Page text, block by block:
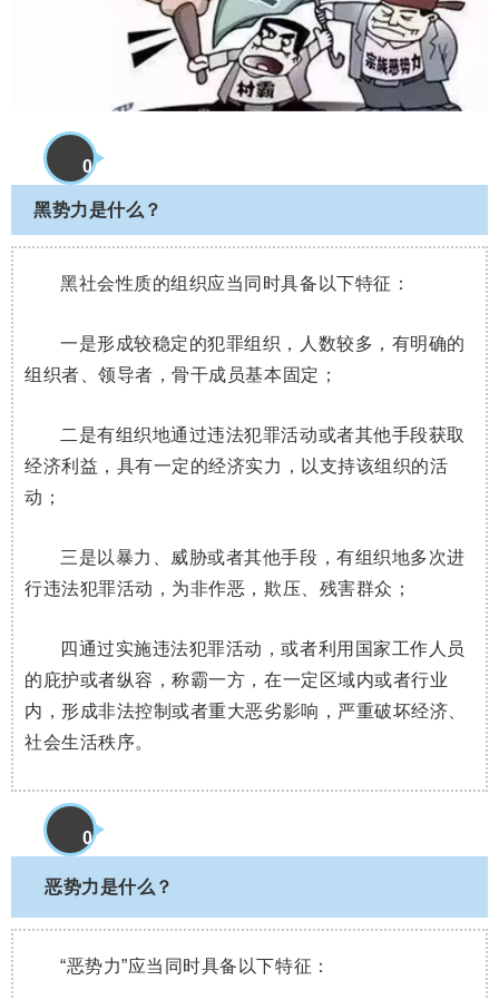
0
7
黑势力是什么？
黑社会性质的组织应当同时具备以下特征：
一是形成较稳定的犯罪组织，人数较多，有明确的
组织者、领导者，骨干成员基本固定；
二是有组织地通过违法犯罪活动或者其他手段获取
经济利益，具有一定的经济实力，以支持该组织的活
动；
三是以暴力、威胁或者其他手段，有组织地多次进
行违法犯罪活动，为非作恶，欺压、残害群众；
四通过实施违法犯罪活动，或者利用国家工作人员
的庇护或者纵容，称霸一方，在一定区域内或者行业
内，形成非法控制或者重大恶劣影响，严重破坏经济、
社会生活秩序。
0
8
恶势力是什么？
“恶势力”应当同时具备以下特征：